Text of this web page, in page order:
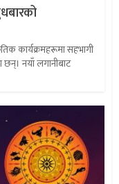
कार्यक्रमहरूमा सहभागी
नयाँ लगानीबाट